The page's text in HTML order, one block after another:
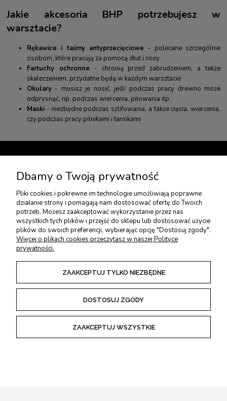
Jakie akcesoria BHP potrzebujesz w
warsztacie?
Rękawice i taśmy antyprzecięciowe - polecane szczególnie
osobom, które pracują za pomocą dłut i noży
Fartuchy ochronne - chronią przed zabrudzeniem, a także
skaleczeniem, przydatne będą w każdym warsztacie
Okulary - musisz je nosić, jeśli podczas pracy drewno może
odprysnąć, np. podczas wiercenia, piłowania itp.
Maski - niezbędne podczas szlifowania, a także cięcia, wiercenia,
czy podczas pracy pilnikami i tarnikami
USŁUGI DODATKOWE
PŁATNOŚCI I DOSTAWA
ZWROTY I REKLAMACJE
REGULAMINY
POKAŻ PEŁNĄ WERSJĘ STRONY
Dbamy o Twoją prywatność
Pliki cookies i pokrewne im technologie umożliwiają poprawne
działanie strony i pomagają nam dostosować ofertę do Twoich
potrzeb. Możesz zaakceptować wykorzystanie przez nas
wszystkich tych plików i przejść do sklepu lub dostosować użycie
plików do swoich preferencji, wybierając opcję "Dostosuj zgody".
Więcej o plikach cookies przeczytasz w naszej Polityce
prywatności.
ZAAKCEPTUJ TYLKO NIEZBĘDNE
DOSTOSUJ ZGODY
ZAAKCEPTUJ WSZYSTKIE